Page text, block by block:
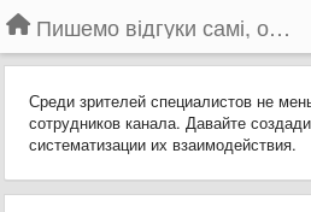
Пишемо відгуки самі, обговорюємо інші ідеї та пропозиції до Громадського Телебачення
Среди зрителей специалистов не
сотрудников канала. Давайте
систематизации их взаимодействия.